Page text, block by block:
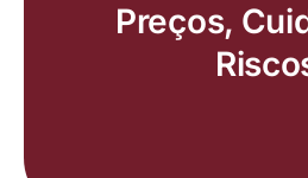
Preços,